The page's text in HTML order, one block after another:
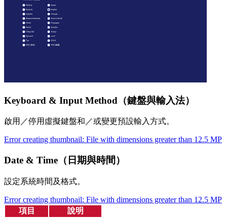
Keyboard & Input Method（鍵盤與輸入法）
啟用／停用虛擬鍵盤和／或變更預設輸入方式。
Error creating thumbnail: File with dimensions greater than 12.5 MP
Date & Time（日期與時間）
設定系統時間及格式。
Error creating thumbnail: File with dimensions greater than 12.5 MP
項目
說明